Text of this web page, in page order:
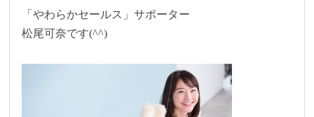
「やわらかセールス」サポーター
松尾可奈です(^^)